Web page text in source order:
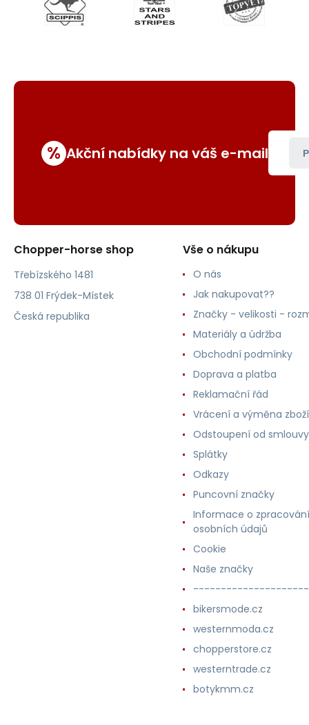
% Akční nabídky na váš e-mail
Chopper-horse shop
Třebízského 1481
738 01 Frýdek-Místek
Česká republika
Vše o nákupu
O nás
Jak nakupovat??
Značky - velikosti -
Materiály a údržba
Obchodní podmínky
Doprava a platba
Reklamační řád
Vrácení a výměna zboží
Odstoupení od smlouvy
Splátky
Odkazy
Puncovní značky
Informace o zpracování
osobních údajů
Cookie
Naše značky
bikersmode.cz
westernmoda.cz
chopperstore.cz
westerntrade.cz
botykmm.cz